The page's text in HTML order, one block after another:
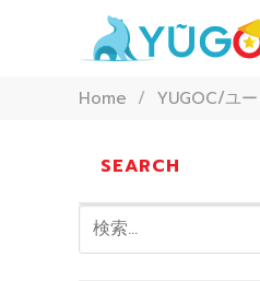
Home / YUGOC/ユ
SEARCH